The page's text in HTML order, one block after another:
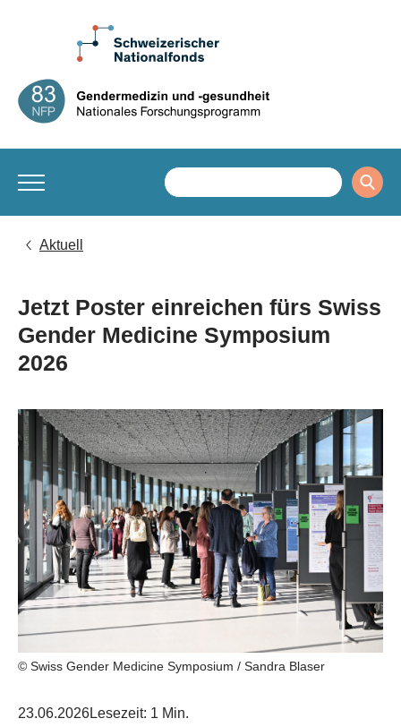
Aktuell
Jetzt Poster einreichen fürs Swiss
Gender Medicine Symposium
2026
© Swiss Gender Medicine Symposium / Sandra Blaser
23.06.2026Lesezeit: 1 Min.